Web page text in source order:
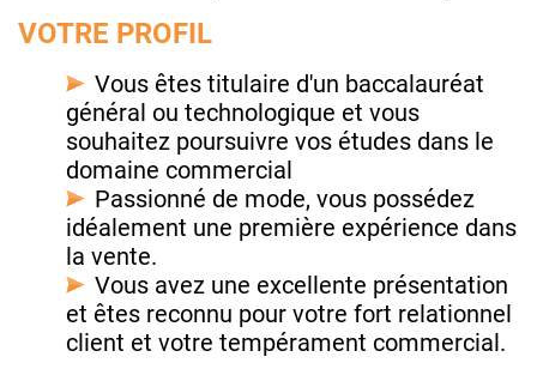
VOTRE PROFIL
Vous êtes titulaire d'un baccalauréat
général ou technologique et vous
souhaitez poursuivre vos études dans le
domaine commercial
Passionné de mode, vous possédez
idéalement une première expérience dans
la vente.
Vous avez une excellente présentation
et êtes reconnu pour votre fort relationnel
client et votre tempérament commercial.